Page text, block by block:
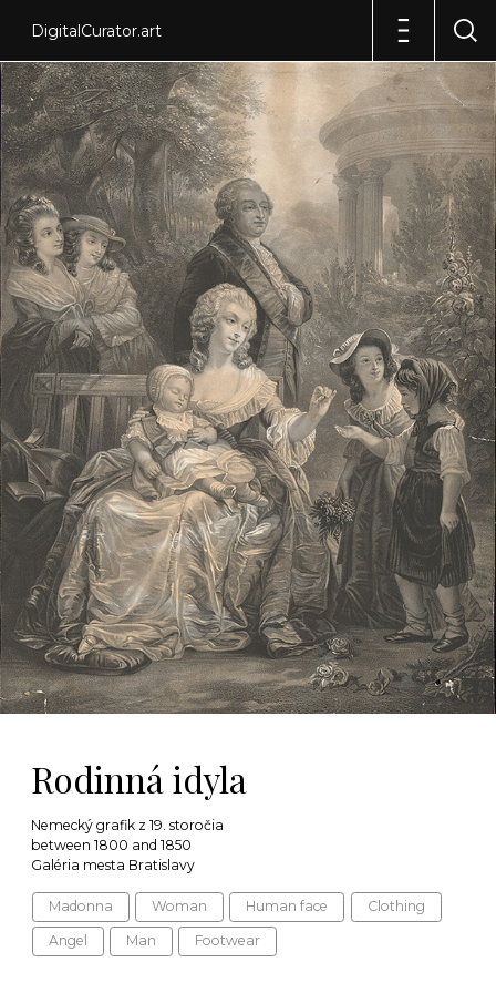
DigitalCurator.art
Rodinná idyla
Nemecký grafik z 19. storočia
between 1800 and 1850
Galéria mesta Bratislavy
Madonna Woman Human face Clothing
Angel Man Footwear